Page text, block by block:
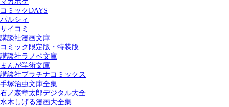
コミックDAYS
パルシィ
サイコミ
講談社漫画文庫
コミック限定版・特装版
講談社ラノベ文庫
まんが学術文庫
講談社プラチナコミックス
手塚治虫文庫全集
石ノ森章太郎デジタル大全
水木しげる漫画大全集
カテゴリー：
すべての記事